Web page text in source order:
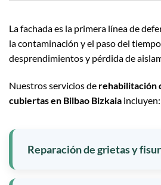
La fachada es la primera línea de
la contaminación y el paso del
desprendimientos y pérdida de
Nuestros servicios de rehabilitación
cubiertas en Bilbao Bizkaia incluyen:
Reparación de grietas y